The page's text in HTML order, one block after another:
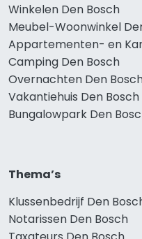
Winkelen Den Bosch
Meubel-Woonwinkel
Appartementen- en
Camping Den Bosch
Overnachten Den
Vakantiehuis Den Bosch
Bungalowpark Den
Thema’s
Klussenbedrijf Den
Notarissen Den Bosch